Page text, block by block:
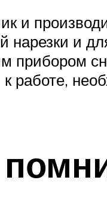
и
и
прибором
работе,